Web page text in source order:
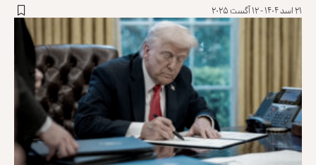
۲۱ اسد ۱۴۰۴ - ۱۲ آگست ۲۰۲۵